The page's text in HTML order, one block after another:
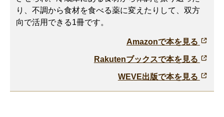
り、不調から食材を食べる薬に変えたりして、双方
向で活用できる1冊です。
Amazonで本を見る
Rakutenブックスで本を見る
WEVE出版で本を見る